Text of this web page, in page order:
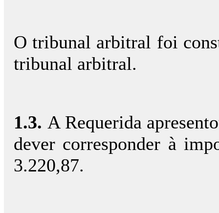
O tribunal arbitral foi
tribunal arbitral.
1.3. A Requerida
dever corresponder à
3.220,87.